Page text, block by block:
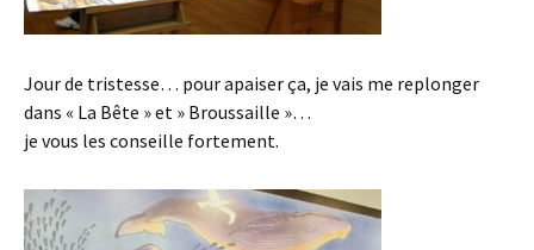
Jour de tristesse… pour apaiser ça, je vais me replonger
dans « La Bête » et » Broussaille »…
je vous les conseille fortement.